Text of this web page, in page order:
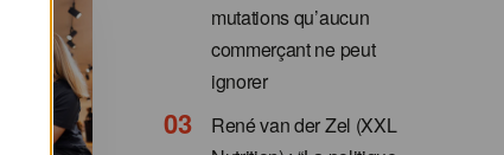
mutations qu’aucun
commerçant ne peut
ignorer
René van der Zel (XXL